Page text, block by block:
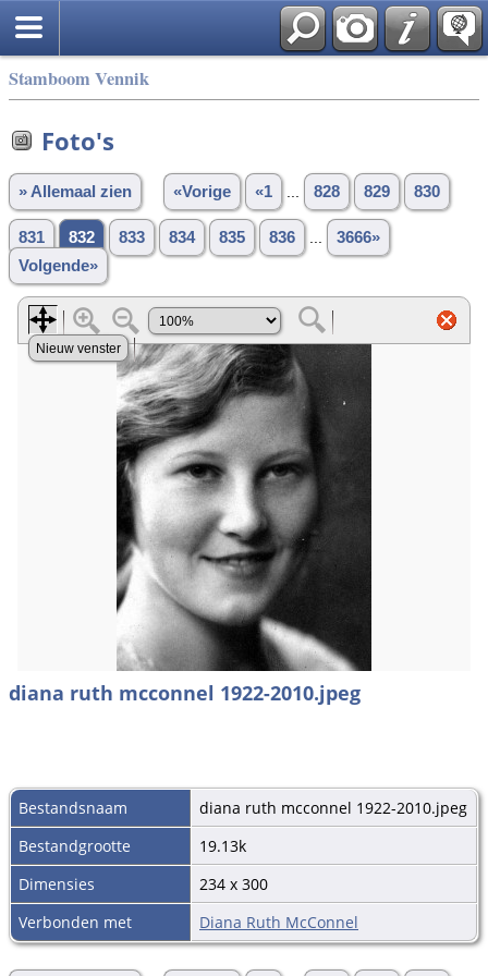
Stamboom Vennik
Foto's
» Allemaal zien «Vorige «1 828 829 830
831 832 833 834 835 836
3666»
Volgende»
diana ruth mcconnel 1922-2010.jpeg
Bestandsnaam
diana ruth mcconnel 1922-2010.jpeg
Bestandgrootte
19.13k
Dimensies
234 x 300
Verbonden met
Diana Ruth McConnel